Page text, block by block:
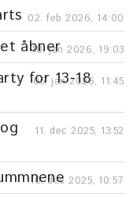
02. feb 2026, 14:00
åbner
18. jan 2026, 19:03
for 13-18
05. jan 2026, 11:45
11. dec 2025, 13:52
10. dec 2025, 10:57